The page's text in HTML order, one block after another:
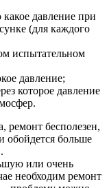
давление при
(для каждого
испытательном
давление;
которое давление
ремонт бесполезен,
обойдется больше
или очень
необходим ремонт